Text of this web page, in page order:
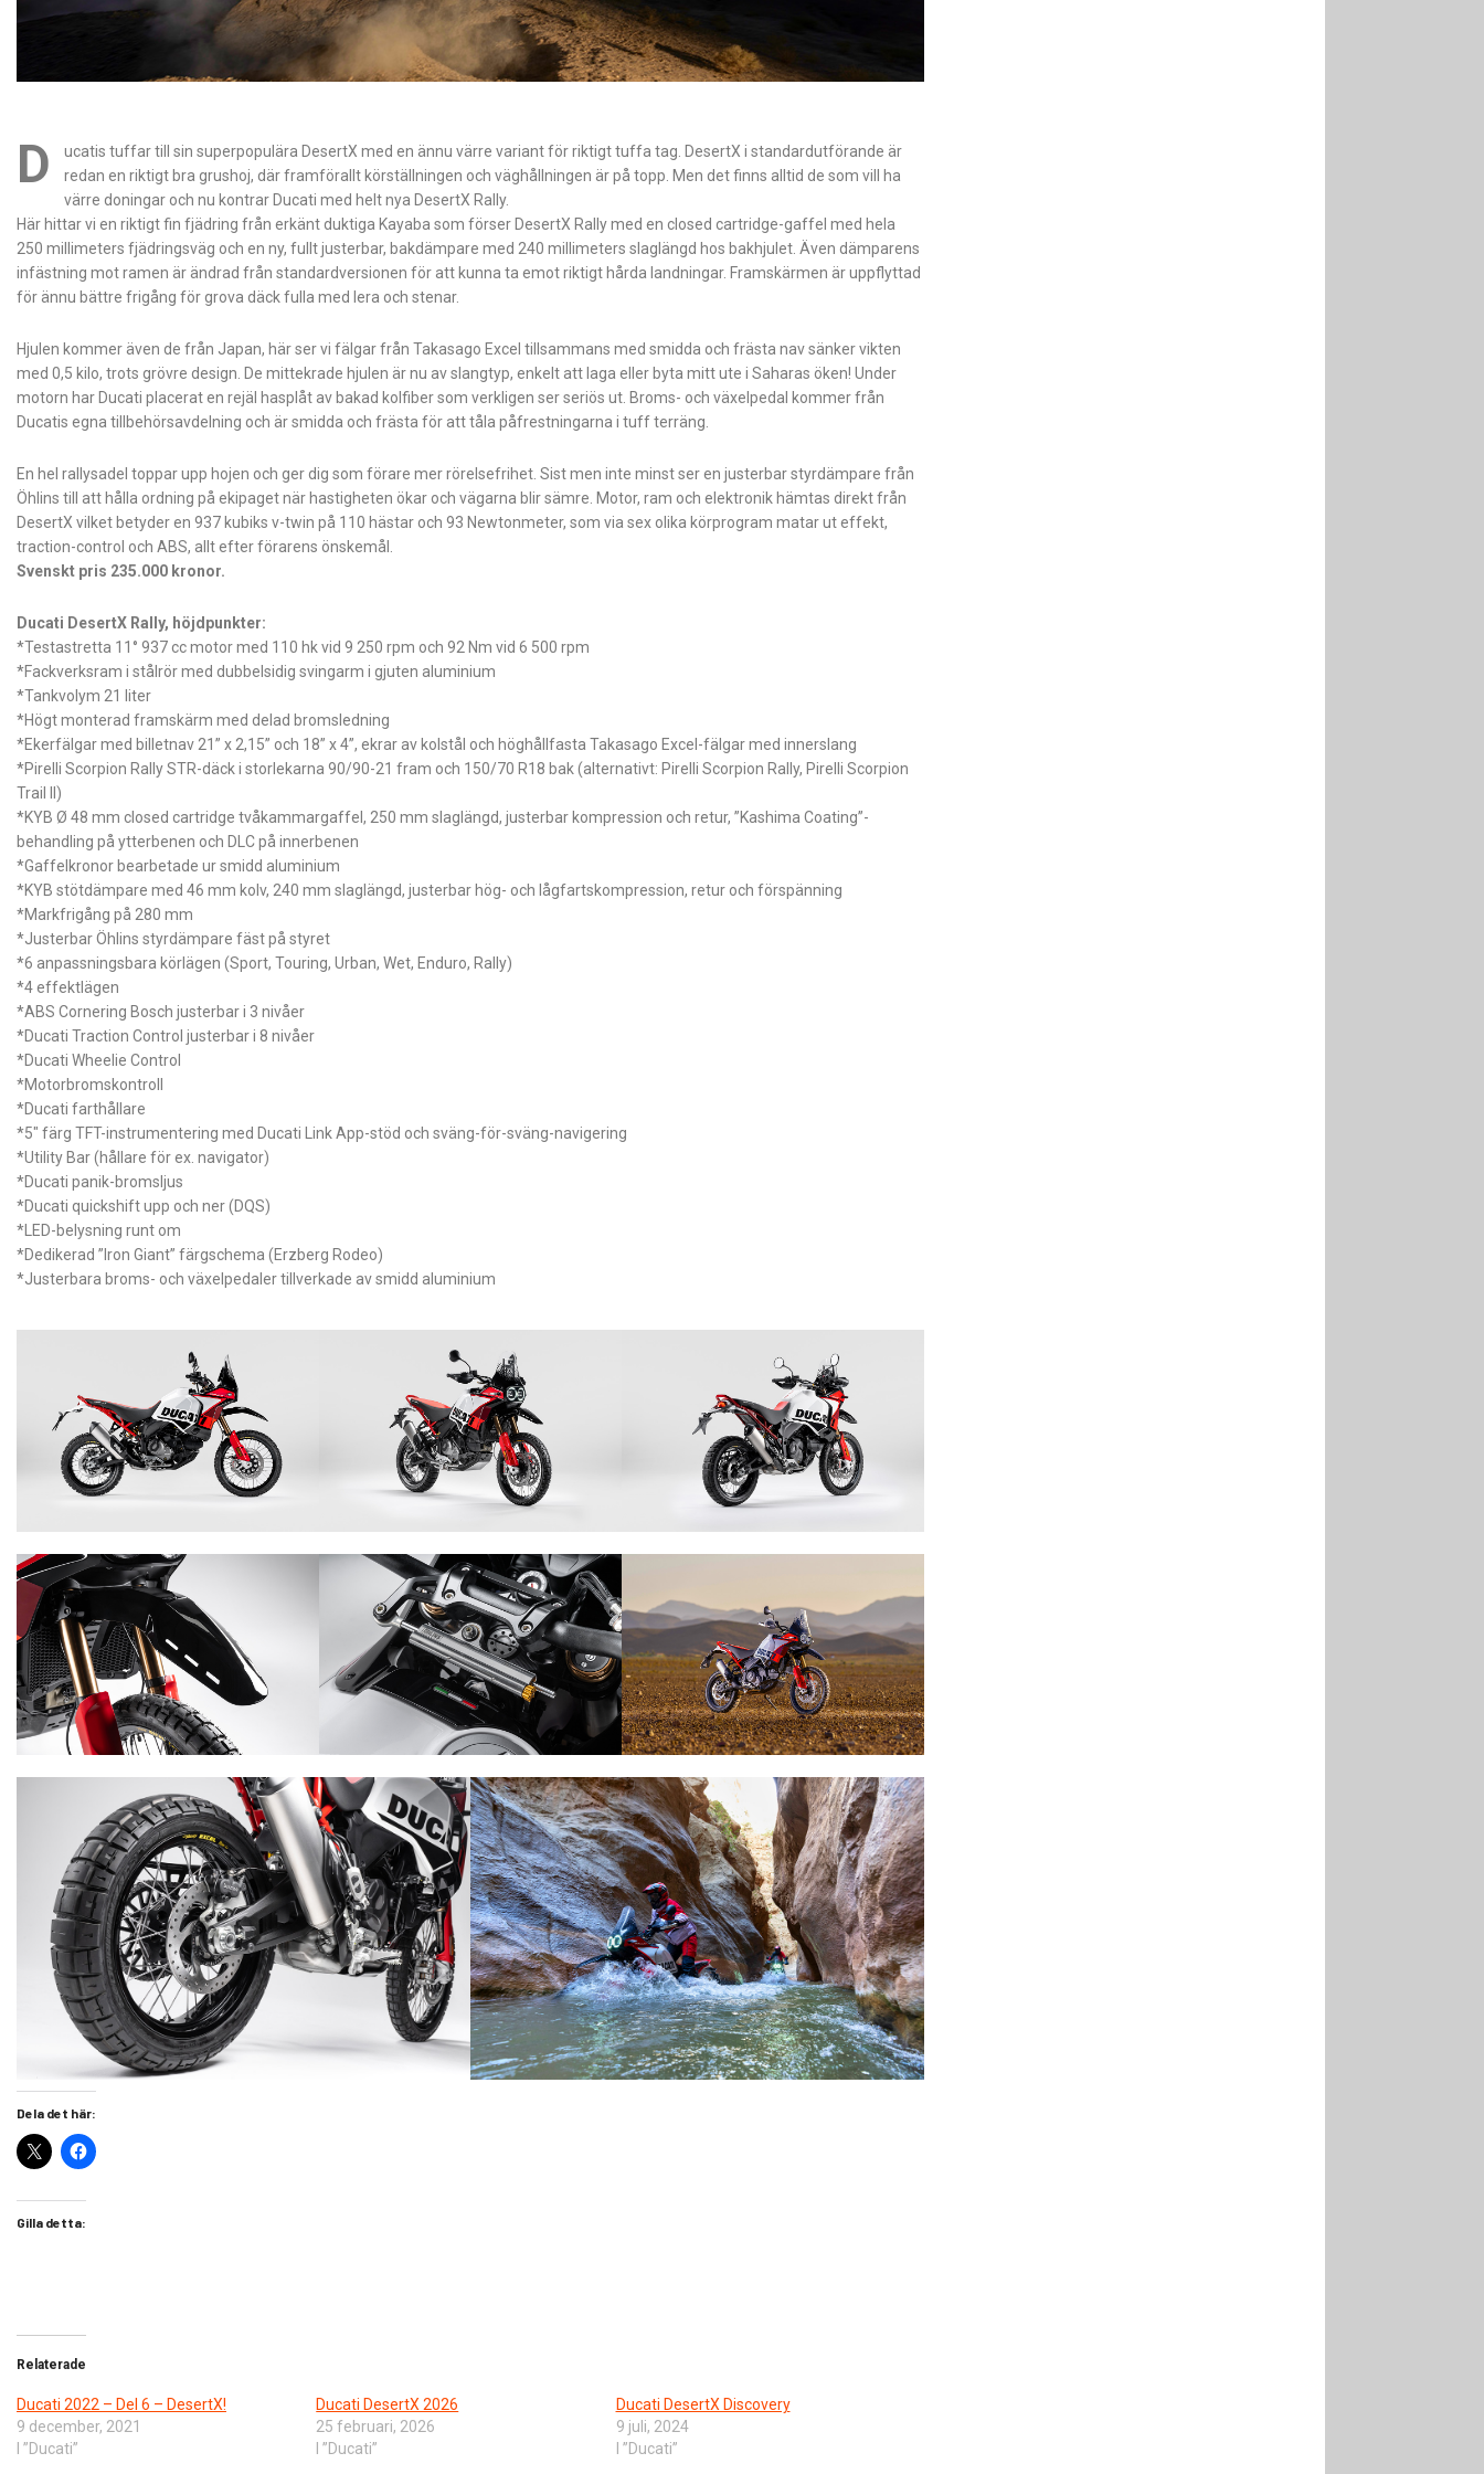
D
ucatis tuffar till sin superpopulära DesertX med en ännu värre variant för riktigt tuffa tag. DesertX i standardutförande är
redan en riktigt bra grushoj, där framförallt körställningen och väghållningen är på topp. Men det finns alltid de som vill ha
värre doningar och nu kontrar Ducati med helt nya DesertX Rally.
Här hittar vi en riktigt fin fjädring från erkänt duktiga Kayaba som förser DesertX Rally med en closed cartridge-gaffel med hela
250 millimeters fjädringsväg och en ny, fullt justerbar, bakdämpare med 240 millimeters slaglängd hos bakhjulet. Även dämparens
infästning mot ramen är ändrad från standardversionen för att kunna ta emot riktigt hårda landningar. Framskärmen är uppflyttad
för ännu bättre frigång för grova däck fulla med lera och stenar.
Hjulen kommer även de från Japan, här ser vi fälgar från Takasago Excel tillsammans med smidda och frästa nav sänker vikten
med 0,5 kilo, trots grövre design. De mittekrade hjulen är nu av slangtyp, enkelt att laga eller byta mitt ute i Saharas öken! Under
motorn har Ducati placerat en rejäl hasplåt av bakad kolfiber som verkligen ser seriös ut. Broms- och växelpedal kommer från
Ducatis egna tillbehörsavdelning och är smidda och frästa för att tåla påfrestningarna i tuff terräng.
En hel rallysadel toppar upp hojen och ger dig som förare mer rörelsefrihet. Sist men inte minst ser en justerbar styrdämpare från
Öhlins till att hålla ordning på ekipaget när hastigheten ökar och vägarna blir sämre. Motor, ram och elektronik hämtas direkt från
DesertX vilket betyder en 937 kubiks v-twin på 110 hästar och 93 Newtonmeter, som via sex olika körprogram matar ut effekt,
traction-control och ABS, allt efter förarens önskemål.
Svenskt pris 235.000 kronor.
Ducati DesertX Rally, höjdpunkter:
*Testastretta 11° 937 cc motor med 110 hk vid 9 250 rpm och 92 Nm vid 6 500 rpm
*Fackverksram i stålrör med dubbelsidig svingarm i gjuten aluminium
*Tankvolym 21 liter
*Högt monterad framskärm med delad bromsledning
*Ekerfälgar med billetnav 21” x 2,15” och 18” x 4”, ekrar av kolstål och höghållfasta Takasago Excel-fälgar med innerslang
*Pirelli Scorpion Rally STR-däck i storlekarna 90/90-21 fram och 150/70 R18 bak (alternativt: Pirelli Scorpion Rally, Pirelli Scorpion
Trail II)
*KYB Ø 48 mm closed cartridge tvåkammargaffel, 250 mm slaglängd, justerbar kompression och retur, ”Kashima Coating”-
behandling på ytterbenen och DLC på innerbenen
*Gaffelkronor bearbetade ur smidd aluminium
*KYB stötdämpare med 46 mm kolv, 240 mm slaglängd, justerbar hög- och lågfartskompression, retur och förspänning
*Markfrigång på 280 mm
*Justerbar Öhlins styrdämpare fäst på styret
*6 anpassningsbara körlägen (Sport, Touring, Urban, Wet, Enduro, Rally)
*4 effektlägen
*ABS Cornering Bosch justerbar i 3 nivåer
*Ducati Traction Control justerbar i 8 nivåer
*Ducati Wheelie Control
*Motorbromskontroll
*Ducati farthållare
*5″ färg TFT-instrumentering med Ducati Link App-stöd och sväng-för-sväng-navigering
*Utility Bar (hållare för ex. navigator)
*Ducati panik-bromsljus
*Ducati quickshift upp och ner (DQS)
*LED-belysning runt om
*Dedikerad ”Iron Giant” färgschema (Erzberg Rodeo)
*Justerbara broms- och växelpedaler tillverkade av smidd aluminium
Dela det här:
Gilla detta:
Relaterade
Ducati 2022 – Del 6 – DesertX!
9 december, 2021
I ”Ducati”
Ducati DesertX 2026
25 februari, 2026
I ”Ducati”
Ducati DesertX Discovery
9 juli, 2024
I ”Ducati”